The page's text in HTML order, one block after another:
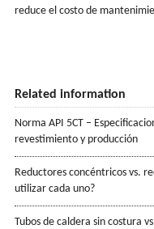
reduce el costo de
Related information
Norma API 5CT –
revestimiento y producción
Reductores concéntricos vs.
utilizar cada uno?
Tubos de caldera sin costura